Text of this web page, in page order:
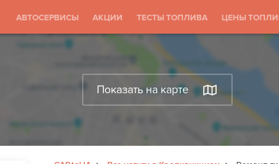
АВТОСЕРВИСЫ АКЦИИ ТЕСТЫ ТОПЛИВА ЦЕНЫ
Показать на карте